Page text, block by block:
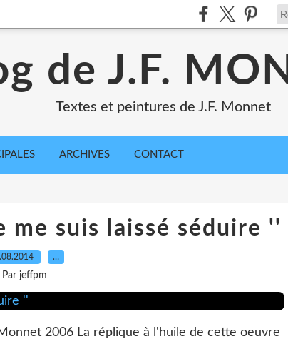
de J.F.
Textes et peintures de J.F. Monnet
ARCHIVES CONTACT
me suis laissé séduire ''
…
Par jeffpm
2006 La réplique à l'huile de cette oeuvre